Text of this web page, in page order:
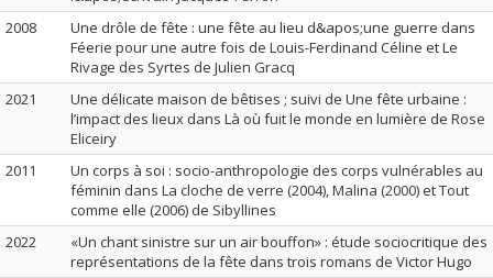
2008
Une drôle de fête : une fête au lieu d&apos;une guerre dans
Féerie pour une autre fois de Louis-Ferdinand Céline et Le
Rivage des Syrtes de Julien Gracq
2021
Une délicate maison de bêtises ; suivi de Une fête urbaine :
l’impact des lieux dans Là où fuit le monde en lumière de Rose
Eliceiry
2011
Un corps à soi : socio-anthropologie des corps vulnérables au
féminin dans La cloche de verre (2004), Malina (2000) et Tout
comme elle (2006) de Sibyllines
2022
«Un chant sinistre sur un air bouffon» : étude sociocritique des
représentations de la fête dans trois romans de Victor Hugo